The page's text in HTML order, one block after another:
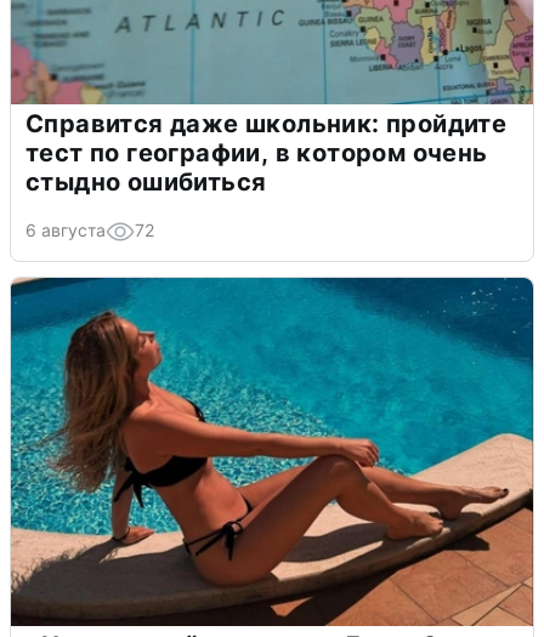
Справится даже школьник: пройдите
тест по географии, в котором очень
стыдно ошибиться
6 августа 72